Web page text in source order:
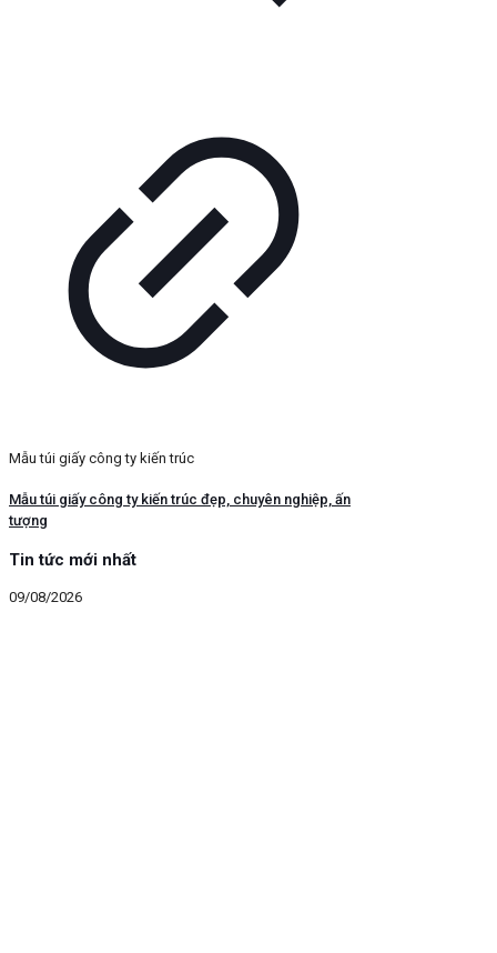
Mẫu túi giấy công ty kiến trúc
Mẫu túi giấy công ty kiến trúc đẹp, chuyên nghiệp, ấn
tượng
Tin tức mới nhất
09/08/2026